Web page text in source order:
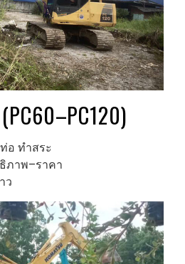
อ ทำสระ
ภาพ–ราคา
ว